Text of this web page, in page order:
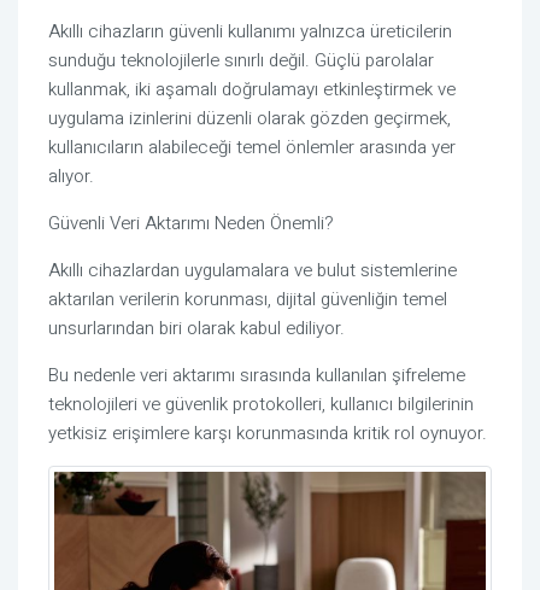
Akıllı cihazların güvenli kullanımı yalnızca üreticilerin
sunduğu teknolojilerle sınırlı değil. Güçlü parolalar
kullanmak, iki aşamalı doğrulamayı etkinleştirmek ve
uygulama izinlerini düzenli olarak gözden geçirmek,
kullanıcıların alabileceği temel önlemler arasında yer
alıyor.
Güvenli Veri Aktarımı Neden Önemli?
Akıllı cihazlardan uygulamalara ve bulut sistemlerine
aktarılan verilerin korunması, dijital güvenliğin temel
unsurlarından biri olarak kabul ediliyor.
Bu nedenle veri aktarımı sırasında kullanılan şifreleme
teknolojileri ve güvenlik protokolleri, kullanıcı bilgilerinin
yetkisiz erişimlere karşı korunmasında kritik rol oynuyor.